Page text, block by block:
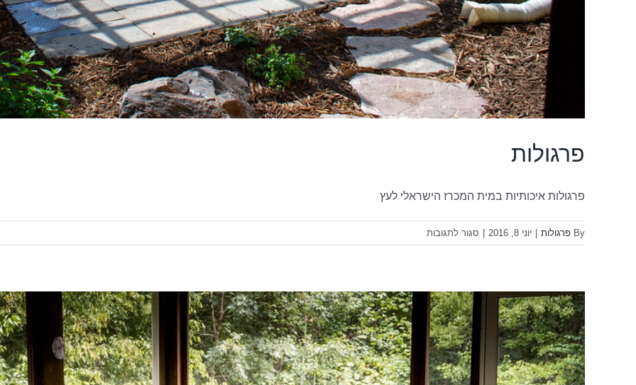
פרגולות
פרגולות איכותיות במית המכרז הישראלי לעץ
By פרגולות | יוני 8, 2016 | סגור לתגובותעל
פרגולות